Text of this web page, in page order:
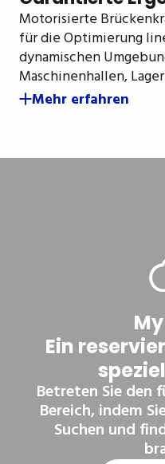
Motorisierte
für die Optimierung
dynamischen
Maschinenhallen,
Mehr erfahren
Ein
Betreten Sie den
Bereich, indem
Suchen und